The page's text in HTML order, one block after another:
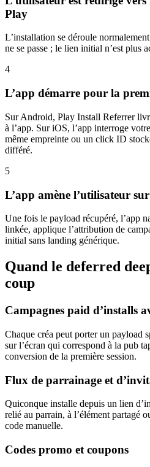
Play
L’installation se déroule
ne se passe ; le lien initial n’est plus
4
L’app démarre pour la
Sur Android, Play Install Referrer
à l’app. Sur iOS, l’app interroge
même empreinte ou un click ID
différé.
5
L’app amène l’utilisateur
Une fois le payload récupéré, l’app
linkée, applique l’attribution de
initial sans landing générique.
Quand le deferred
coup
Campagnes paid d’installs
Chaque créa peut porter un payload
sur l’écran qui correspond à la pub
conversion de la première session.
Flux de parrainage et
Quiconque installe depuis un lien
relié au parrain, à l’élément partagé
code manuelle.
Codes promo et coupons